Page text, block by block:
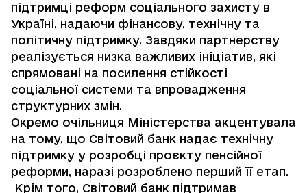
підтримці реформ соціального захисту в
Україні, надаючи фінансову, технічну та
політичну підтримку. Завдяки партнерству
реалізується низка важливих ініціатив, які
спрямовані на посилення стійкості
соціальної системи та впровадження
структурних змін.
Окремо очільниця Міністерства акцентувала
на тому, що Світовий банк надає технічну
підтримку у розробці проєкту пенсійної
реформи, наразі розроблено перший її етап.
Крім того, Світовий банк підтримав